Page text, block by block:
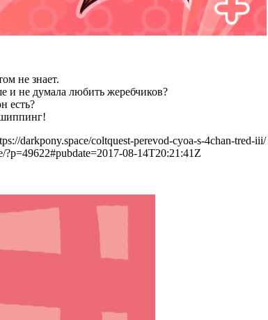
не знает.
и не думала любить жеребчиков?
есть?
darkpony.space/coltquest-perevod-cyoa-s-4chan-tred-iii/
?p=49622#pubdate=2017-08-14T20:21:41Z